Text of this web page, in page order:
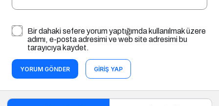
Bir dahaki sefere yorum yaptığımda kullanılmak üzere
adımı, e-posta adresimi ve web site adresimi bu
tarayıcıya kaydet.
YORUM GÖNDER GIRIŞ YAP